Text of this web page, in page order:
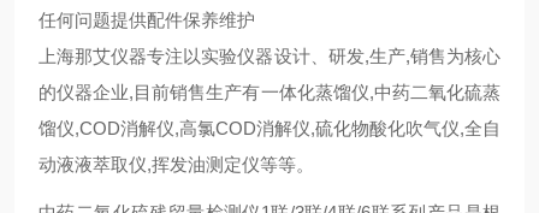
任何问题提供配件保养维护
上海那艾仪器专注以实验仪器设计、研发,生产,销售为核心
的仪器企业,目前销售生产有一体化蒸馏仪,中药二氧化硫蒸
馏仪,COD消解仪,高氯COD消解仪,硫化物酸化吹气仪,全自
动液液萃取仪,挥发油测定仪等等。